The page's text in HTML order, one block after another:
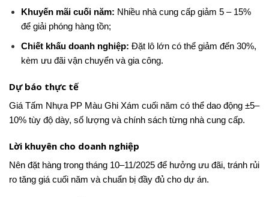
Khuyến mãi cuối năm: Nhiều nhà cung cấp giảm 5 – 15%
để giải phóng hàng tồn;
Chiết khấu doanh nghiệp: Đặt lô lớn có thể giảm đến 30%,
kèm ưu đãi vận chuyển và gia công.
Dự báo thực tế
Giá Tấm Nhựa PP Màu Ghi Xám cuối năm có thể dao động ±5–
10% tùy độ dày, số lượng và chính sách từng nhà cung cấp.
Lời khuyên cho doanh nghiệp
Nên đặt hàng trong tháng 10–11/2025 để hưởng ưu đãi, tránh rủi
ro tăng giá cuối năm và chuẩn bị đầy đủ cho dự án.